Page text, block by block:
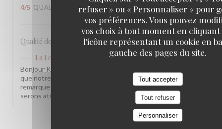
refuser » ou « Personnaliser » pour
vos préférences. Vous pouvez
vos choix à tout moment en
l'icône représentant un cookie en
gauche des pages du site.
Tout accepter
Tout refuser
Personnaliser
4/5 QUALITÉ / PRIX: 3/5
Qualité des plats, cadre et amabilité de l’équipe
La Lorraine
a répondu à cet avis
Bonjour Karim, Merci pour ce retour ! Nous sommes ravis
que notre équipe et l'ambiance vous aient plu. Votre
remarque sur le rapport qualité-prix est notée, nous y
serons attentifs. À très bientôt !